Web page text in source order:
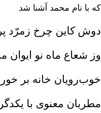
که با نام محمد آشنا شد
دوش کاین چرخ زمرّد
وز شعاع ماه نو ایوان
خوب‌رویان خانه بر
مطربان معنوی با